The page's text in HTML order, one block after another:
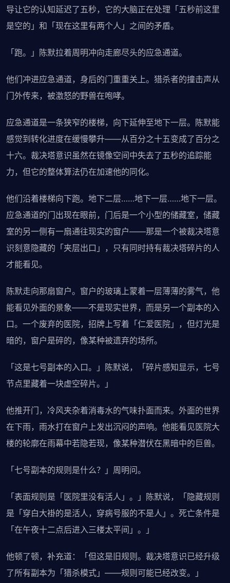
导让它的认知延迟了五秒，它的大脑正在处理「五秒前这里
是空的」和「现在这里有两个人」之间的矛盾。
「跑。」陈默拉着周明冲向走廊尽头的应急通道。
他们冲进应急通道，身后的门重重关上。猎杀者的撞击声从
门外传来，被激怒的野兽在咆哮。
应急通道是一条狭窄的楼梯，向下延伸至地下一层。陈默能
感觉到转化进度在缓慢攀升——从百分之十五变成了百分之
十六。裁决塔意识虽然在镜像空间中失去了五秒的追踪能
力，但它的整体算法仍在加速他的同化。
他们沿着楼梯向下跑。地下二层……地下一层……地下一层。
应急通道的门出现在眼前，门后是一个小型的储藏室，储藏
室的另一侧有一扇通往现实的窗户——那是一个被裁决塔意
识刻意隐藏的「夹层出口」，只有同时持有裁决塔碎片的人
才能看见。
陈默走向那扇窗户。窗户的玻璃上蒙着一层薄薄的雾气，他
能看见外面的景象——不是现实世界，而是另一个副本的入
口。一个废弃的医院，招牌上写着「仁爱医院」，但灯光是
暗的，窗户是碎的，像某种被遗弃的场所。
「这是七号副本的入口。」陈默说，「碎片感知显示，七号
节点里藏着一块虚空碎片。」
他推开门，冷风夹杂着消毒水的气味扑面而来。外面的世界
在下雨，雨水打在窗户上发出沉闷的声响。他能看见医院大
楼的轮廓在雨幕中若隐若现，像某种潜伏在黑暗中的巨兽。
「七号副本的规则是什么？」周明问。
「表面规则是「医院里没有活人」。」陈默说，「隐藏规则
是「穿白大褂的是活人，穿病号服的不是人」。死亡条件是
「在午夜十二点后进入三楼太平间」。」
他顿了顿，补充道：「但这是旧规则。裁决塔意识已经升级
了所有副本为「猎杀模式」——规则可能已经改变。」